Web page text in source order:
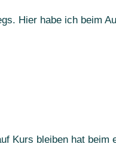
Hier habe ich beim
Kurs bleiben hat beim